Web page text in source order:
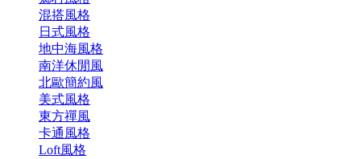
混搭風格
日式風格
地中海風格
南洋休閒風
北歐簡約風
美式風格
東方禪風
卡通風格
Loft風格